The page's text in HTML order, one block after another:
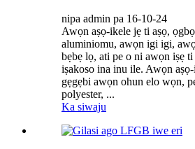
nipa admin pa 16-10-24
Awọn aṣọ-ikele jẹ ti aṣọ,
aluminiomu, awọn igi igi,
bẹbẹ lọ, ati pe o ni awọn iṣẹ
iṣakoso ina inu ile. Awọn
gẹgẹbi awọn ohun elo wọn,
polyester, ...
Ka siwaju